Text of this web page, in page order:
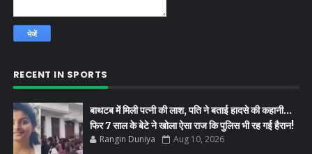
RECENT IN SPORTS
बाथटब में मिली पत्नी की लाश, पति ने बताई हादसे की कहानी…
फिर 7 साल के बेटे ने खोला ऐसा राज कि पुलिस भी रह गई हैरान!
Rangin Duniya Aug 10, 2026